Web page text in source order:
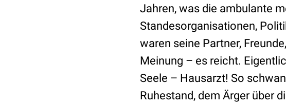
Jahren, was die ambulante
Standesorganisationen,
waren seine Partner,
Meinung – es reicht.
Seele – Hausarzt! So
Ruhestand, dem Ärger über